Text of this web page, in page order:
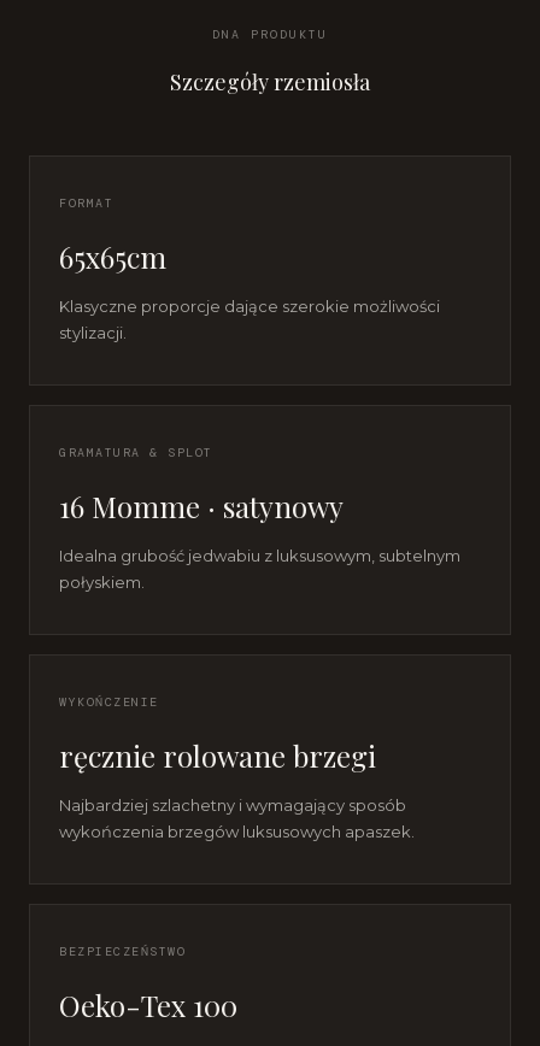
DNA PRODUKTU
Szczegóły rzemiosła
FORMAT
65x65cm
Klasyczne proporcje dające szerokie możliwości
stylizacji.
GRAMATURA & SPLOT
16 Momme · satynowy
Idealna grubość jedwabiu z luksusowym, subtelnym
połyskiem.
WYKOŃCZENIE
ręcznie rolowane brzegi
Najbardziej szlachetny i wymagający sposób
wykończenia brzegów luksusowych apaszek.
BEZPIECZEŃSTWO
Oeko-Tex 100